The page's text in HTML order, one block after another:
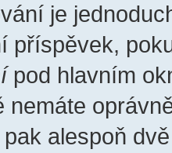
je
příspěvek,
pod hlavním
nemáte
alespoň